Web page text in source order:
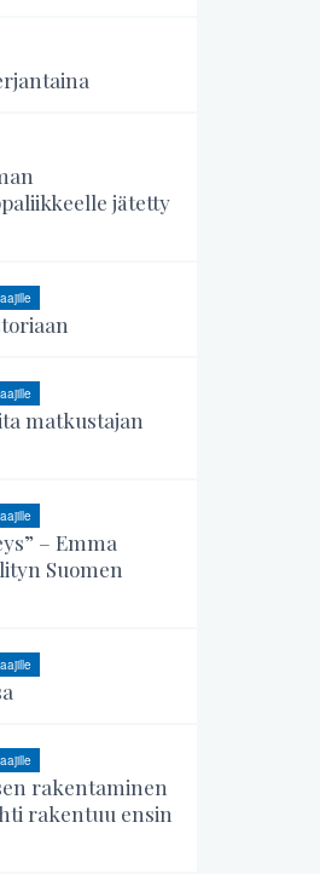
jätetty
matkustajan
– Emma
Suomen
rakentaminen
rakentuu ensin